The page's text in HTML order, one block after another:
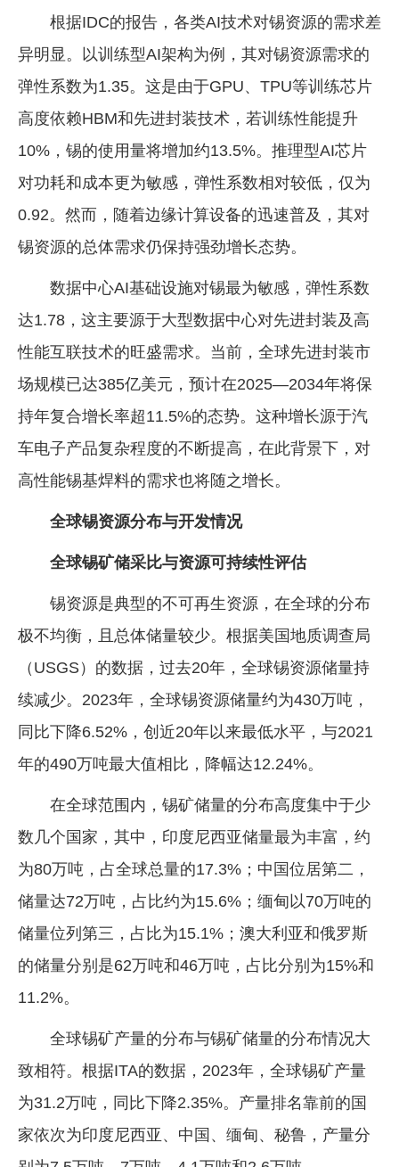
根据IDC的报告，各类AI技术对锡资源的需求差
异明显。以训练型AI架构为例，其对锡资源需求的
弹性系数为1.35。这是由于GPU、TPU等训练芯片
高度依赖HBM和先进封装技术，若训练性能提升
10%，锡的使用量将增加约13.5%。推理型AI芯片
对功耗和成本更为敏感，弹性系数相对较低，仅为
0.92。然而，随着边缘计算设备的迅速普及，其对
锡资源的总体需求仍保持强劲增长态势。
数据中心AI基础设施对锡最为敏感，弹性系数
达1.78，这主要源于大型数据中心对先进封装及高
性能互联技术的旺盛需求。当前，全球先进封装市
场规模已达385亿美元，预计在2025—2034年将保
持年复合增长率超11.5%的态势。这种增长源于汽
车电子产品复杂程度的不断提高，在此背景下，对
高性能锡基焊料的需求也将随之增长。
全球锡资源分布与开发情况
全球锡矿储采比与资源可持续性评估
锡资源是典型的不可再生资源，在全球的分布
极不均衡，且总体储量较少。根据美国地质调查局
（USGS）的数据，过去20年，全球锡资源储量持
续减少。2023年，全球锡资源储量约为430万吨，
同比下降6.52%，创近20年以来最低水平，与2021
年的490万吨最大值相比，降幅达12.24%。
在全球范围内，锡矿储量的分布高度集中于少
数几个国家，其中，印度尼西亚储量最为丰富，约
为80万吨，占全球总量的17.3%；中国位居第二，
储量达72万吨，占比约为15.6%；缅甸以70万吨的
储量位列第三，占比为15.1%；澳大利亚和俄罗斯
的储量分别是62万吨和46万吨，占比分别为15%和
11.2%。
全球锡矿产量的分布与锡矿储量的分布情况大
致相符。根据ITA的数据，2023年，全球锡矿产量
为31.2万吨，同比下降2.35%。产量排名靠前的国
家依次为印度尼西亚、中国、缅甸、秘鲁，产量分